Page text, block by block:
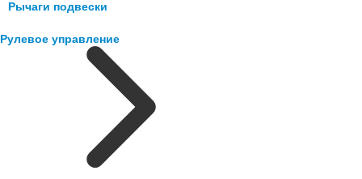
Рычаги подвески
Рулевое управление